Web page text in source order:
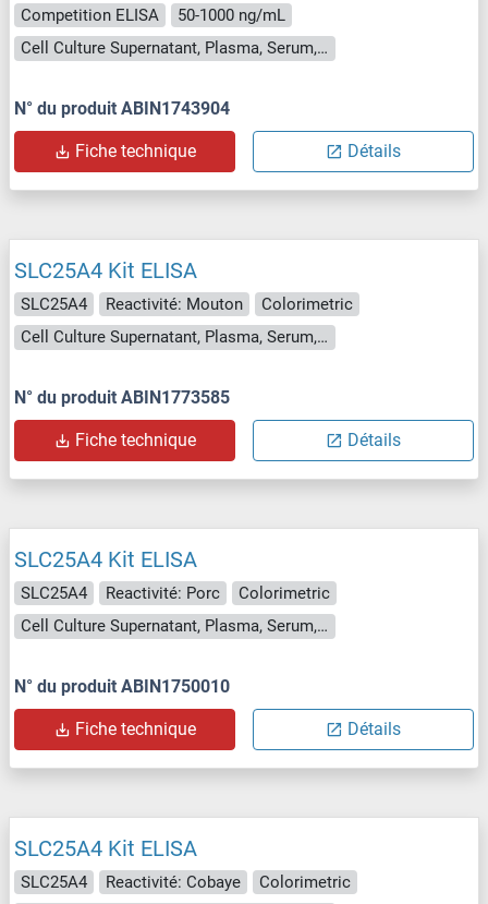
Competition ELISA
50-1000 ng/mL
Cell Culture Supernatant, Plasma, Serum, Tissue Homogenate
N° du produit ABIN1743904
Fiche technique Détails
SLC25A4 Kit ELISA
SLC25A4 Reactivité: Mouton
Colorimetric
Cell Culture Supernatant, Plasma, Serum, Tissue Homogenate
N° du produit ABIN1773585
Fiche technique Détails
SLC25A4 Kit ELISA
SLC25A4 Reactivité: Porc
Colorimetric
Cell Culture Supernatant, Plasma, Serum, Tissue Homogenate
N° du produit ABIN1750010
Fiche technique Détails
SLC25A4 Kit ELISA
SLC25A4 Reactivité: Cobaye
Colorimetric